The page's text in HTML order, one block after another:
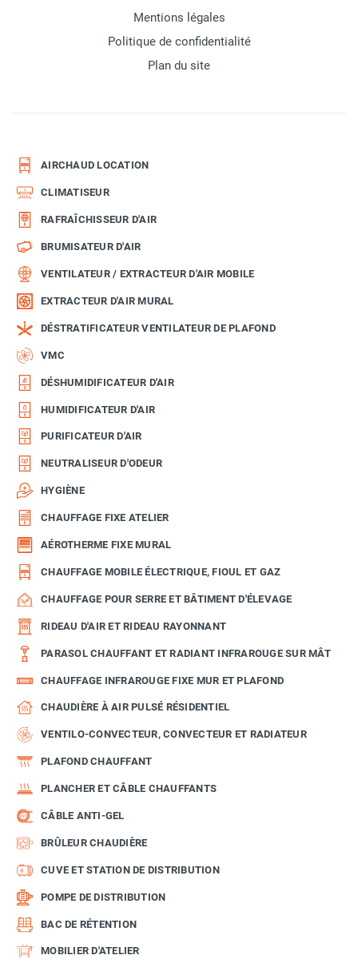
Mentions légales
Politique de confidentialité
Plan du site
AIRCHAUD LOCATION
CLIMATISEUR
RAFRAÎCHISSEUR D'AIR
BRUMISATEUR D'AIR
VENTILATEUR / EXTRACTEUR D'AIR MOBILE
EXTRACTEUR D'AIR MURAL
DÉSTRATIFICATEUR VENTILATEUR DE PLAFOND
VMC
DÉSHUMIDIFICATEUR D'AIR
HUMIDIFICATEUR D'AIR
PURIFICATEUR D'AIR
NEUTRALISEUR D'ODEUR
HYGIÈNE
CHAUFFAGE FIXE ATELIER
AÉROTHERME FIXE MURAL
CHAUFFAGE MOBILE ÉLECTRIQUE, FIOUL ET GAZ
CHAUFFAGE POUR SERRE ET BÂTIMENT D'ÉLEVAGE
RIDEAU D'AIR ET RIDEAU RAYONNANT
PARASOL CHAUFFANT ET RADIANT INFRAROUGE SUR MÂT
CHAUFFAGE INFRAROUGE FIXE MUR ET PLAFOND
CHAUDIÈRE À AIR PULSÉ RÉSIDENTIEL
VENTILO-CONVECTEUR, CONVECTEUR ET RADIATEUR
PLAFOND CHAUFFANT
PLANCHER ET CÂBLE CHAUFFANTS
CÂBLE ANTI-GEL
BRÛLEUR CHAUDIÈRE
CUVE ET STATION DE DISTRIBUTION
POMPE DE DISTRIBUTION
BAC DE RÉTENTION
MOBILIER D'ATELIER